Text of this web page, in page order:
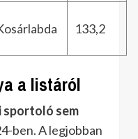
133,2
a listáról
sportoló sem
ben. A legjobban